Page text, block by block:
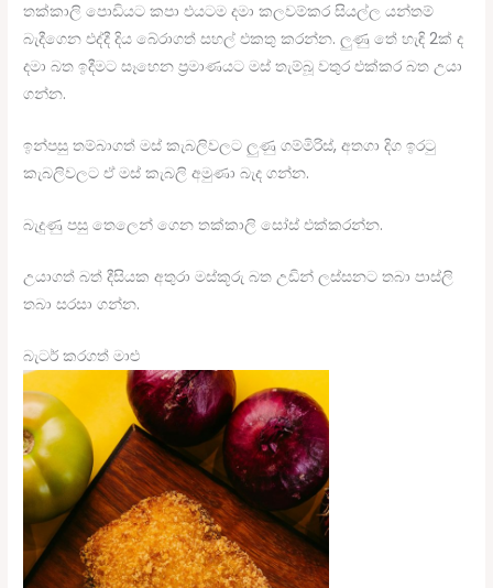
තක්කාලි පොඩියට කපා එයටම දමා කලවම්කර සියල්ල යන්තම්
බැදීගෙන එද්දී දිය බේරාගත් සහල් එකතු කරන්න. ලුණු තේ හැඳි 2ක් ද
දමා බත ඉදීමට සෑහෙන ප්‍රමාණයට මස් තැම්බූ වතුර එක්කර බත උයා
ගන්න.
ඉන්පසු තම්බාගත් මස් කැබලිවලට ලුණු ගම්මිරිස්, අතගා දිග ඉරටු
කැබලිවලට ඒ මස් කැබලි අමුණා බැද ගන්න.
බැදුණු පසු තෙලෙන් ගෙන තක්කාලි සෝස් එක්කරන්න.
උයාගත් බත් දීසියක අතුරා මස්කූරු බත උඩින් ලස්සනට තබා පාස්ලි
තබා සරසා ගන්න.
බැටර් කරගත් මාළු